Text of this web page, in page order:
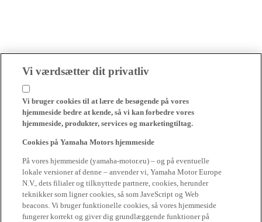
Vi værdsætter dit privatliv
Vi bruger cookies til at lære de besøgende på vores
hjemmeside bedre at kende, så vi kan forbedre vores
hjemmeside, produkter, services og marketingtiltag.
Cookies på Yamaha Motors hjemmeside
På vores hjemmeside (yamaha-motor.eu) – og på eventuelle
lokale versioner af denne – anvender vi, Yamaha Motor Europe
N.V., dets filialer og tilknyttede partnere, cookies, herunder
teknikker som ligner cookies, så som JaveScript og Web
beacons. Vi bruger funktionelle cookies, så vores hjemmeside
fungerer korrekt og giver dig grundlæggende funktioner på